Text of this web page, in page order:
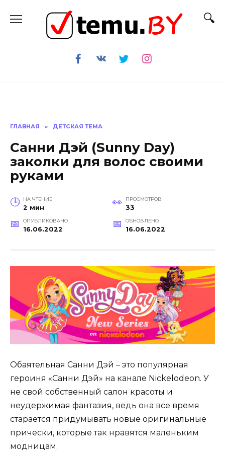
содержанию
ГЛАВНАЯ » ДЕТСКАЯ ТЕМА
Санни Дэй (Sunny Day)
заколки для волос своими
руками
НА ЧТЕНИЕ
2 мин
ПРОСМОТРОВ
33
ОПУБЛИКОВАНО
16.06.2022
ОБНОВЛЕНО
16.06.2022
Обаятельная Санни Дэй – это популярная
героиня «Санни Дэй» на канале Nickelodeon. У
не свой собственный салон красоты и
неудержимая фантазия, ведь она все время
старается придумывать новые оригинальные
прически, которые так нравятся маленьким
модницам.